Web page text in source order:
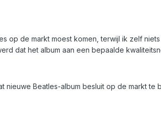
op de markt moest komen, terwijl ik zelf
dat het album aan een bepaalde
Beatles-album besluit op de markt te